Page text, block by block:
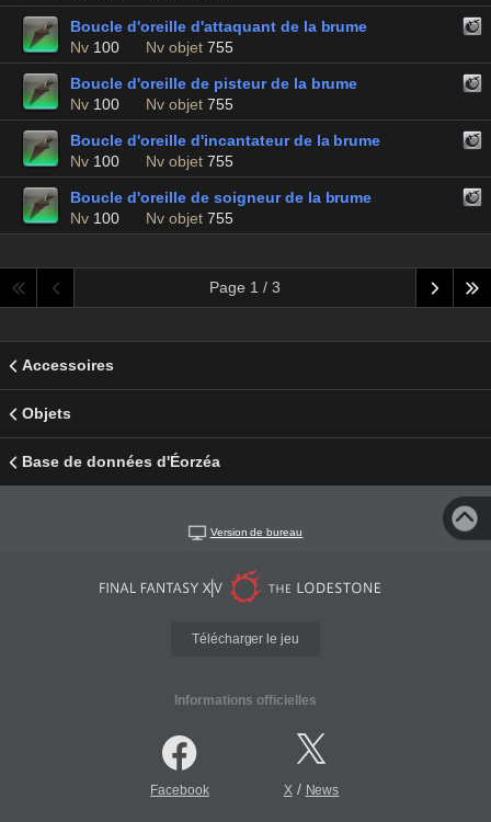
Boucle d'oreille d'attaquant de la brume
Nv 100 Nv objet 755
Boucle d'oreille de pisteur de la brume
Nv 100 Nv objet 755
Boucle d'oreille d'incantateur de la brume
Nv 100 Nv objet 755
Boucle d'oreille de soigneur de la brume
Nv 100 Nv objet 755
Page 1 / 3
Accessoires
Objets
Base de données d'Éorzéa
Version de bureau
Télécharger le jeu
Informations officielles
Facebook X/ News